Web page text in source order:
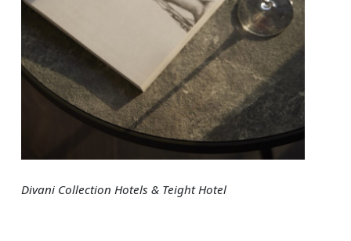
Divani Collection Hotels & Teight Hotel